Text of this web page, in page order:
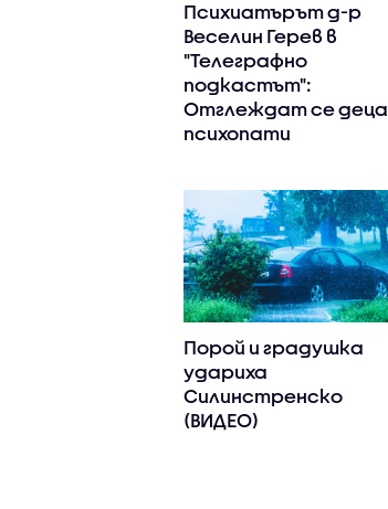
Психиатърът д-р
Веселин Герев в
"Телеграфно
подкастът":
Отглеждат се деца
психопати
Порой и градушка
удариха
Силинстренско
(ВИДЕО)